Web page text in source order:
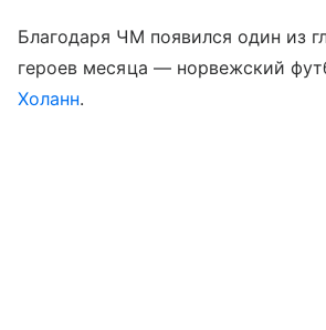
Благодаря ЧМ появился один из
героев месяца — норвежский
Холанн.